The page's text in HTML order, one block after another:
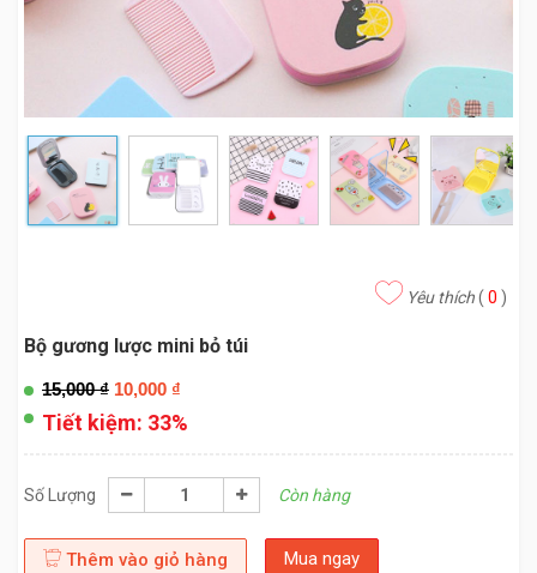
Yêu thích( 0 )
Bộ gương lược mini bỏ túi
15,000₫ 10,000 ₫
Tiết kiệm: 33%
Số Lượng Còn hàng
Thêm vào giỏ hàng Mua ngay